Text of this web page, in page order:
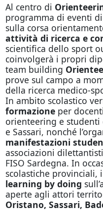
Al centro di
programma di eventi
sulla corsa
attività di ricerca e
scientifica dello sport
coinvolgerà i propri
team building
prove sul campo a
della ricerca medico-
In ambito scolastico
formazione per
orienteering e
e Sassari, nonché
manifestazioni
associazioni
FISO Sardegna. In
scolastiche provinciali,
learning by doing
aperte agli attori
Oristano, Sassari,